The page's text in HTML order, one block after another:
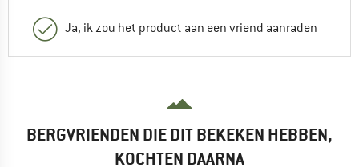
Ja, ik zou het product aan een vriend aanraden
BERGVRIENDEN DIE DIT BEKEKEN HEBBEN,
KOCHTEN DAARNA